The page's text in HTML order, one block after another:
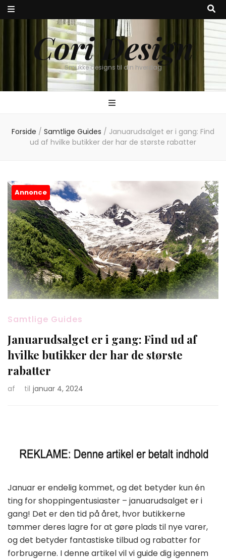
Cori Design
Smukke designs til din hverdag
Forside / Samtlige Guides / Januarudsalget er i gang: Find
ud af hvilke butikker der har de største rabatter
Annonce
Samtlige Guides
Januarudsalget er i gang: Find ud af
hvilke butikker der har de største
rabatter
af til januar 4, 2024
Januar er endelig kommet, og det betyder kun én
ting for shoppingentusiaster – januarudsalget er i
gang! Det er den tid på året, hvor butikkerne
tømmer deres lagre for at gøre plads til nye varer,
og det betyder fantastiske tilbud og rabatter for
forbrugerne. I denne artikel vil vi guide dig igennem